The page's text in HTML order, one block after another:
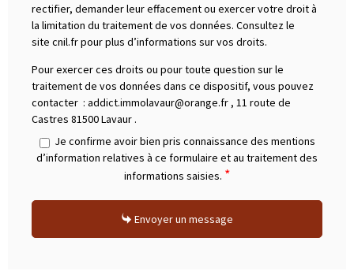
rectifier, demander leur effacement ou exercer votre droit à
la limitation du traitement de vos données. Consultez le
site cnil.fr pour plus d’informations sur vos droits.
Pour exercer ces droits ou pour toute question sur le
traitement de vos données dans ce dispositif, vous pouvez
contacter : addict.immolavaur@orange.fr , 11 route de
Castres 81500 Lavaur .
Je confirme avoir bien pris connaissance des mentions
d’information relatives à ce formulaire et au traitement des
informations saisies. *
Envoyer un message